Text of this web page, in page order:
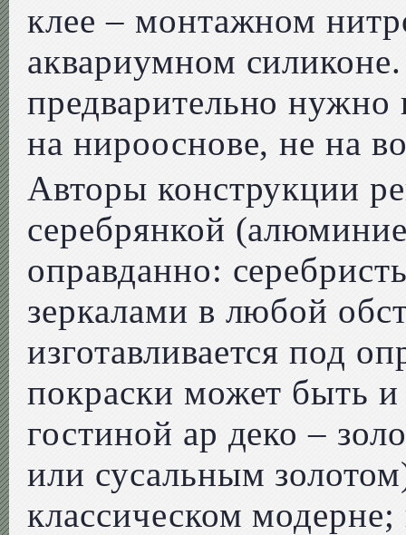
клее – монтажном
аквариумном
предварительно нужно
на нирооснове, не на
Авторы конструкции
серебрянкой
оправданно:
зеркалами в любой
изготавливается под
покраски может быть
гостиной ар деко –
или сусальным
классическом